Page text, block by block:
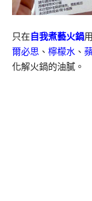
只在 自我煮藝火鍋
爾必思 、 檸檬水 、
化解火鍋的油膩。